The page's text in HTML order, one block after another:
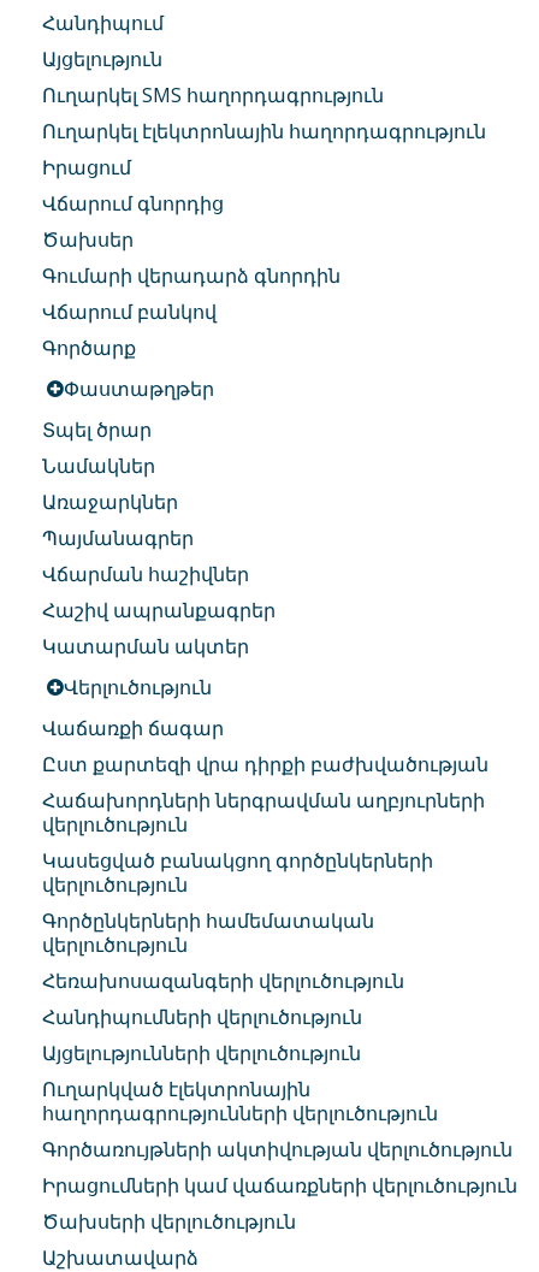
Հանդիպում
Այցելություն
Ուղարկել SMS հաղորդագրություն
Ուղարկել էլեկտրոնային հաղորդագրություն
Իրացում
Վճարում գնորդից
Ծախսեր
Գումարի վերադարձ գնորդին
Վճարում բանկով
Գործարք
Փաստաթղթեր
Տպել ծրար
Նամակներ
Առաջարկներ
Պայմանագրեր
Վճարման հաշիվներ
Հաշիվ ապրանքագրեր
Կատարման ակտեր
Վերլուծություն
Վաճառքի ճագար
Ըստ քարտեզի վրա դիրքի բաժխվածության
Հաճախորդների ներգրավման աղբյուրների
վերլուծություն
Կասեցված բանակցող գործընկերների
վերլուծություն
Գործընկերների համեմատական
վերլուծություն
Հեռախոսազանգերի վերլուծություն
Հանդիպումների վերլուծություն
Այցելությունների վերլուծություն
Ուղարկված էլեկտրոնային
հաղորդագրությունների վերլուծություն
Գործառույթների ակտիվության վերլուծություն
Իրացումների կամ վաճառքների վերլուծություն
Ծախսերի վերլուծություն
Աշխատավարձ